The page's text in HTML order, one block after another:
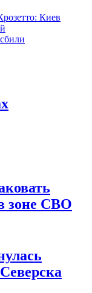
Киев
зоне СВО